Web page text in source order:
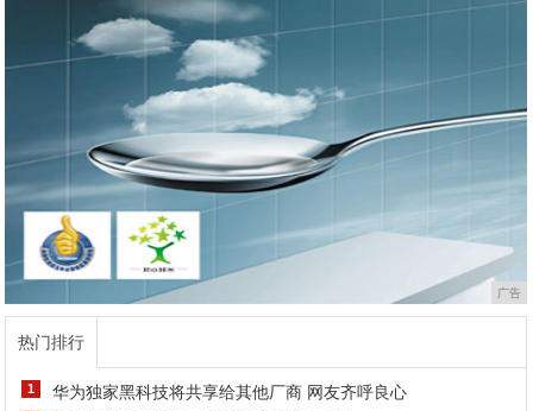
广告
热门排行
1 华为独家黑科技将共享给其他厂商 网友齐呼良心